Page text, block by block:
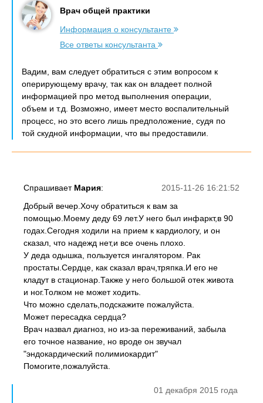
Врач общей практики
Информация о консультанте
Все ответы консультанта
Вадим, вам следует обратиться с этим вопросом к
оперирующему врачу, так как он владеет полной
информацией про метод выполнения операции,
объем и т.д. Возможно, имеет место воспалительный
процесс, но это всего лишь предположение, судя по
той скудной информации, что вы предоставили.
2015-11-26 16:21:52
Спрашивает Мария:
Добрый вечер.Хочу обратиться к вам за
помощью.Моему деду 69 лет.У него был инфаркт,в 90
годах.Сегодня ходили на прием к кардиологу, и он
сказал, что надежд нет,и все очень плохо.
У деда одышка, пользуется ингалятором. Рак
простаты.Сердце, как сказал врач,тряпка.И его не
кладут в стационар.Также у него большой отек живота
и ног.Толком не может ходить.
Что можно сделать,подскажите пожалуйста.
Может пересадка сердца?
Врач назвал диагноз, но из-за переживаний, забыла
его точное название, но вроде он звучал
"эндокардический полимиокардит"
Помогите,пожалуйста.
01 декабря 2015 года